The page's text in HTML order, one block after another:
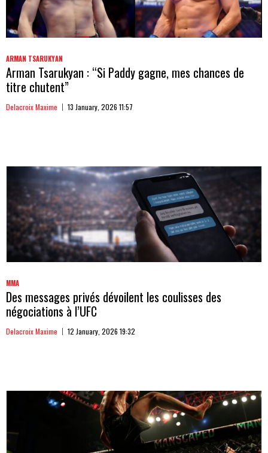
ARMAN TSARUKYAN
Arman Tsarukyan : “Si Paddy gagne, mes chances de
titre chutent”
Delacroix Maxime 13 January, 2026 11:57
MMA
Des messages privés dévoilent les coulisses des
négociations à l’UFC
Delacroix Maxime 12 January, 2026 19:32